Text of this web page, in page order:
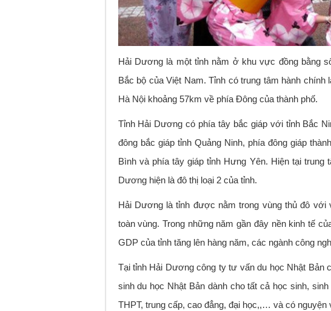
Hải Dương là một tỉnh nằm ở khu vực đồng bằng
Bắc bộ của Việt Nam. Tỉnh có trung tâm hành
Hà Nội khoảng 57km về phía Đông của thành phố.
Tỉnh Hải Dương có phía tây bắc giáp với tỉnh Bắc
đông bắc giáp tỉnh Quảng Ninh, phía đông giáp
Bình và phía tây giáp tỉnh Hưng Yên. Hiện tại trung
Dương hiện là đô thị loại 2 của tỉnh.
Hải Dương là tỉnh được nằm trong vùng thủ đô với
toàn vùng. Trong những năm gần đây nền kinh tế
GDP của tỉnh tăng lên hàng năm, các ngành công
Tại tỉnh Hải Dương công ty tư vấn du học Nhật Bản
sinh du học Nhật Bản dành cho tất cả học sinh,
THPT, trung cấp, cao đẳng, đại học,,… và có nguyện